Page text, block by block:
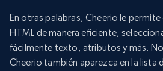
En otras palabras, Cheerio le
HTML de manera eficiente,
fácilmente texto, atributos y más.
Cheerio también aparezca en la lista